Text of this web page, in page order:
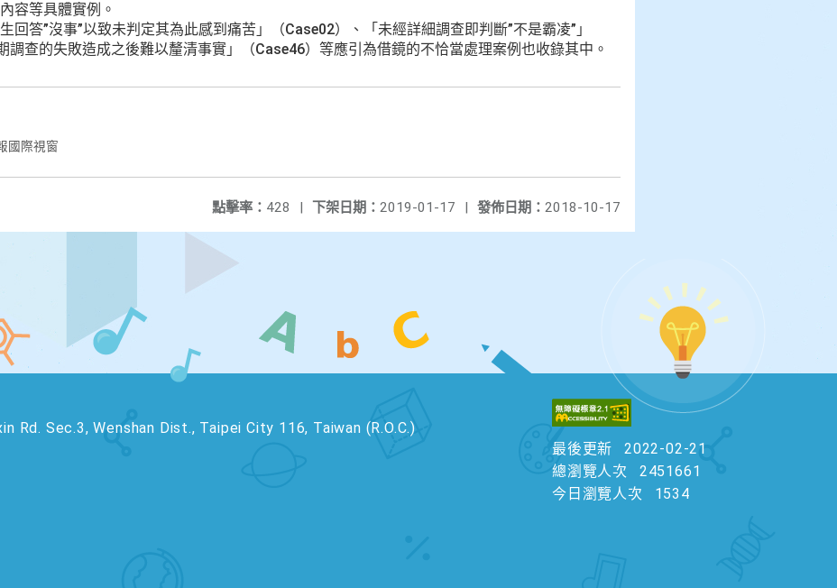
容等具體實例。
回答”沒事”以致未判定其為此感到痛苦」（Case02）、「未經詳細調查即判斷”不是霸凌”」
調查的失敗造成之後難以釐清事實」（Case46）等應引為借鏡的不恰當處理案例也收錄其中。
國際視窗
發佈日期： 2018-10-17
下架日期： 2019-01-17 |
點擊率： 428 |
Rd. Sec.3, Wenshan Dist., Taipei City 116, Taiwan (R.O.C.)
最後更新
2022-02-21
總瀏覽人次
2451661
今日瀏覽人次
1534